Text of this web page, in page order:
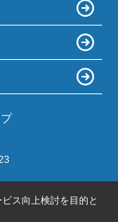
ス向上検討を目的と